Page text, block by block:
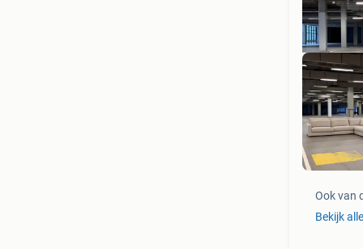
Ook van
Bekijk